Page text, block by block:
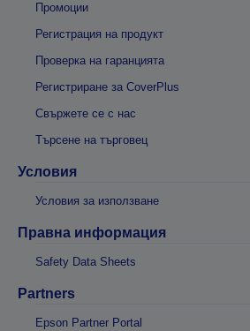
Промоции
Регистрация на продукт
Проверка на гаранцията
Регистриране за CoverPlus
Свържете се с нас
Търсене на търговец
Условия
Условия за използване
Правна информация
Safety Data Sheets
Partners
Epson Partner Portal